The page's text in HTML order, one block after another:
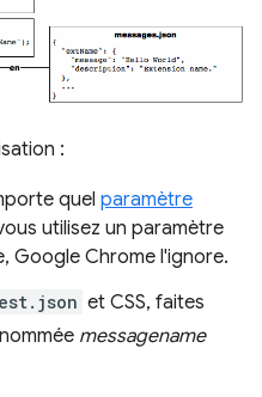
:
quel paramètre
utilisez un paramètre
Google Chrome l'ignore.
et CSS, faites
messagename